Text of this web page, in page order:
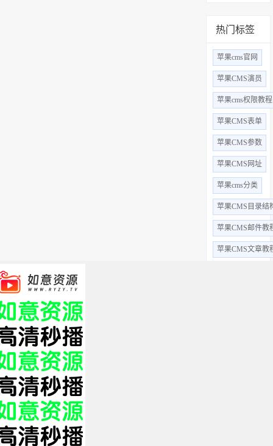
热门标签
苹果cms官网
苹果CMS演员
苹果cms权限教程
苹果CMS表单
苹果CMS参数
苹果CMS网址
苹果cms分类
苹果CMS目录结
苹果CMS邮件教
苹果CMS文章教
关于我们 免责申明
Copyright © 2019 影视站长圈 www.yszzq.com 版权所有